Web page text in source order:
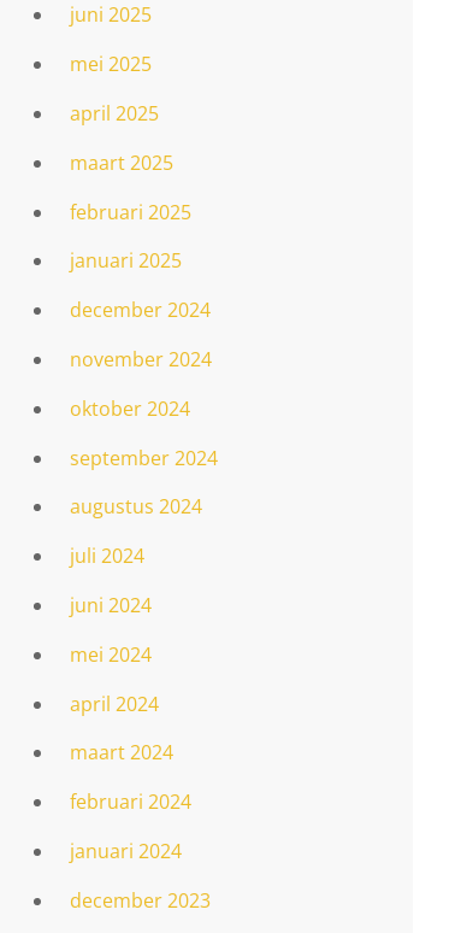
juni 2025
mei 2025
april 2025
maart 2025
februari 2025
januari 2025
december 2024
november 2024
oktober 2024
september 2024
augustus 2024
juli 2024
juni 2024
mei 2024
april 2024
maart 2024
februari 2024
januari 2024
december 2023